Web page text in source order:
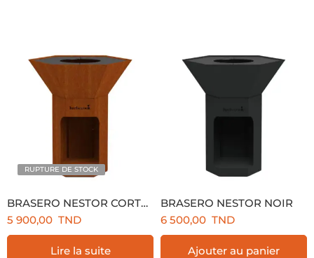
BRASERO NESTOR CORTEN
RUPTURE DE STOCK
5 900,00 TND
Lire la suite
BRASERO NESTOR NOIR
6 500,00 TND
Ajouter au panier